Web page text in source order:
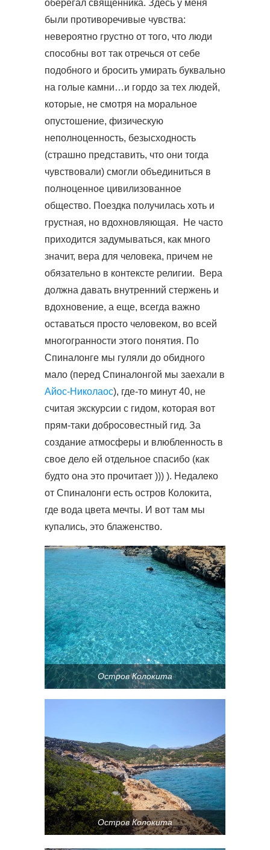
оберегал священника. Здесь у меня
были противоречивые чувства:
невероятно грустно от того, что люди
способны вот так отречься от себе
подобного и бросить умирать буквально
на голые камни…и гордо за тех людей,
которые, не смотря на моральное
опустошение, физическую
неполноценность, безысходность
(страшно представить, что они тогда
чувствовали) смогли объединиться в
полноценное цивилизованное
общество. Поездка получилась хоть и
грустная, но вдохновляющая. Не часто
приходится задумываться, как много
значит, вера для человека, причем не
обязательно в контексте религии. Вера
должна давать внутренний стержень и
вдохновение, а еще, всегда важно
оставаться просто человеком, во всей
многогранности этого понятия. По
Спиналонге мы гуляли до обидного
мало (перед Спиналонгой мы заехали в
Айос-Николаос), где-то минут 40, не
считая экскурсии с гидом, которая вот
прям-таки добросовестный гид. За
создание атмосферы и влюбленность в
свое дело ей отдельное спасибо (как
будто она это прочитает ))) ). Недалеко
от Спиналонги есть остров Колокита,
где вода цвета мечты. И вот там мы
купались, это блаженство.
Остров Колокита
Остров Колокита